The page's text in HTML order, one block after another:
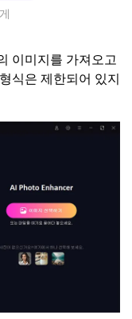
이미지를 가져오고
식은 제한되어 있지